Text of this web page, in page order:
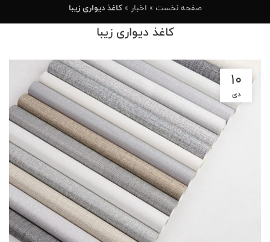
صفحه نخست » اخبار »کاغذ دیواری زیبا
کاغذ دیواری زیبا
10
دی